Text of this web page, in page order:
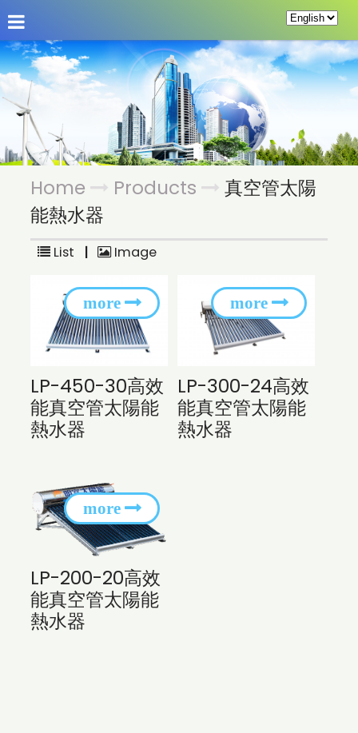
About Us Hot News Products Custom
Home Products
真空管太陽
能熱水器
List | Image
LP-450-30高效
能真空管太陽能
熱水器
LP-300-24高效
能真空管太陽能
熱水器
LP-200-20高效
能真空管太陽能
熱水器